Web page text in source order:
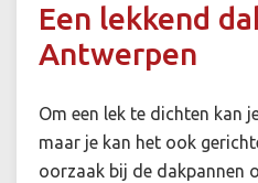
Een lekkend
Antwerpen
Om een lek te dichten kan
maar je kan het ook
oorzaak bij de dakpannen